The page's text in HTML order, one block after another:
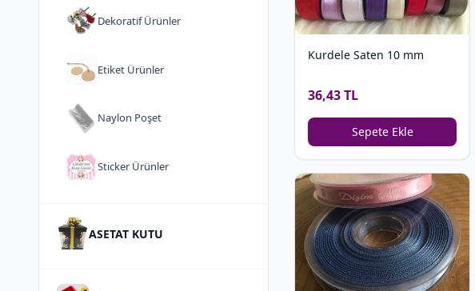
Dekorati̇f Ürünler
Etiket Ürünler
Naylon Poşet
Sticker Ürünler
ASETAT KUTU
Kurdele Saten 10 mm
36,43 TL
Sepete Ekle